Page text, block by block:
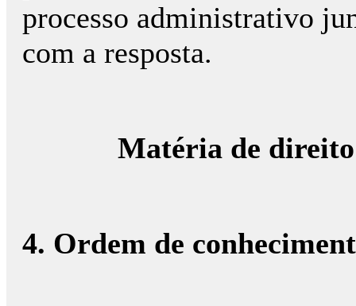
processo administrativo
com a resposta.
Matéria de direito
4. Ordem de